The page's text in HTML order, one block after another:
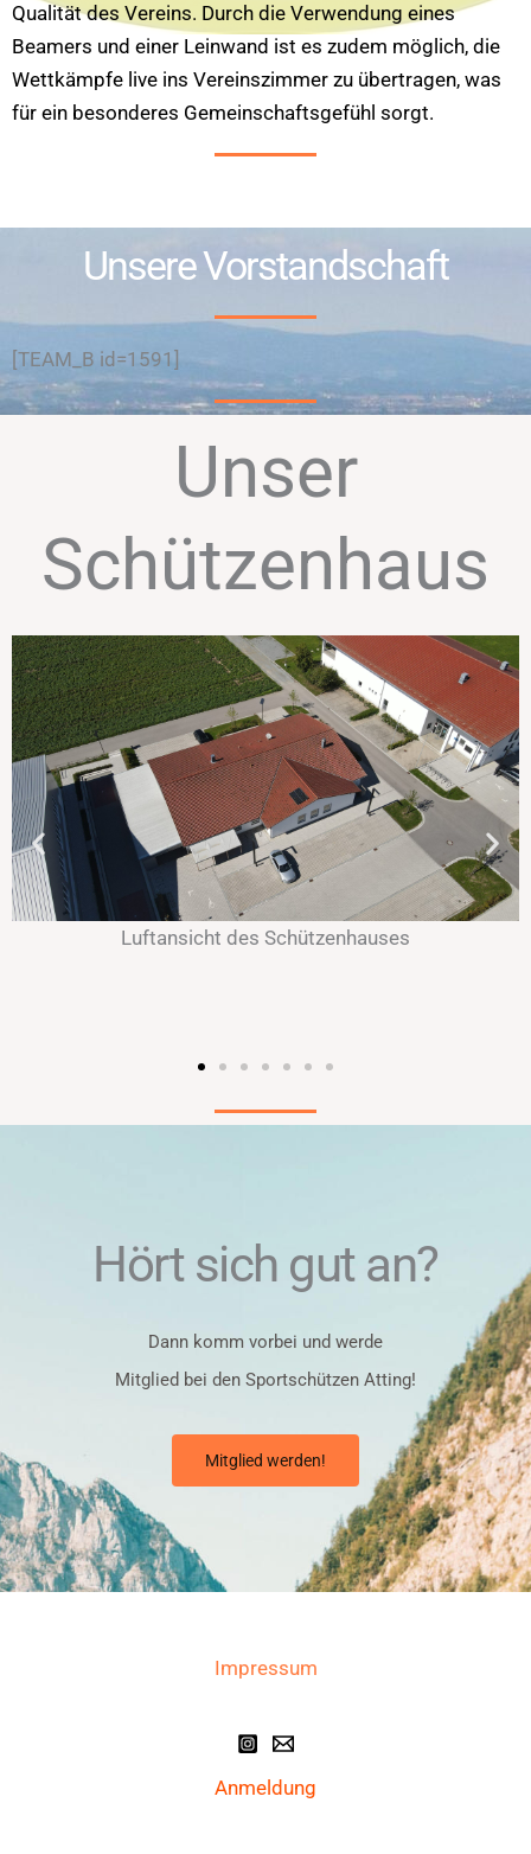
Qualität des Vereins. Durch die Verwendung eines
Beamers und einer Leinwand ist es zudem möglich, die
Wettkämpfe live ins Vereinszimmer zu übertragen, was
für ein besonderes Gemeinschaftsgefühl sorgt.
Unsere Vorstandschaft
[TEAM_B id=1591]
Unser
Schützenhaus
des Schützenhauses
Hört sich gut an?
Dann komm vorbei und werde
Mitglied bei den Sportschützen Atting!
Mitglied werden!
Impressum
Anmeldung